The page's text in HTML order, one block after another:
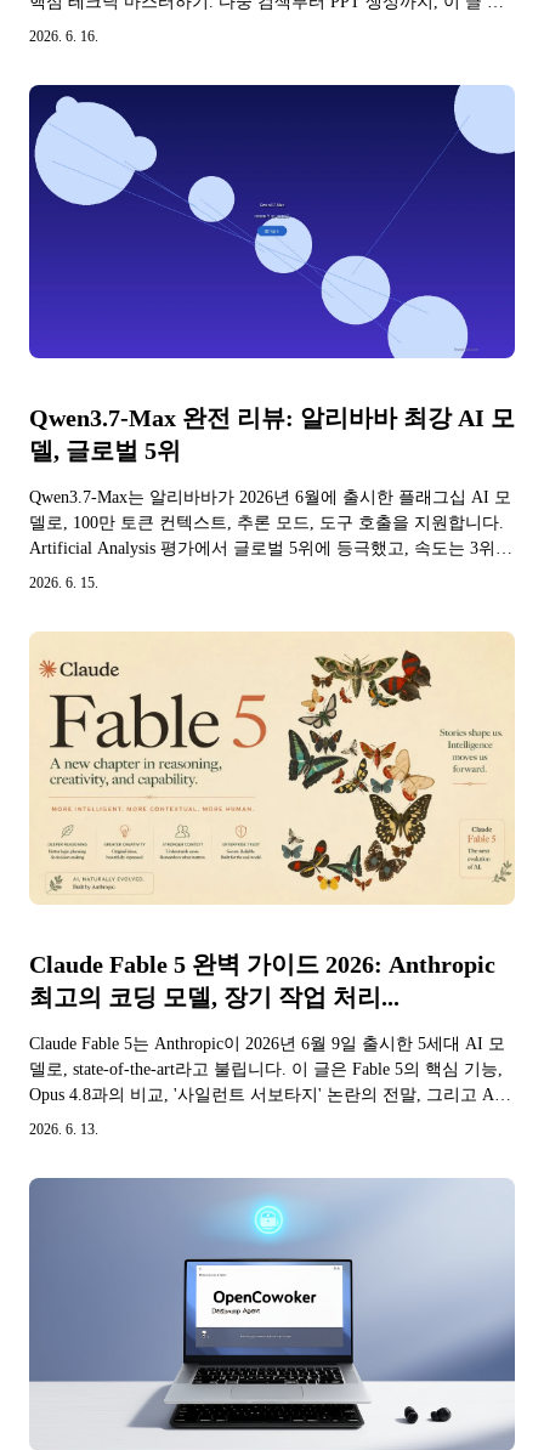
나로 완성.
2026. 6. 16.
Qwen3.7-Max 완전 리뷰: 알리바바 최강 AI 모
델, 글로벌 5위
Qwen3.7-Max는 알리바바가 2026년 6월에 출시한 플래그십 AI 모
델로, 100만 토큰 컨텍스트, 추론 모드, 도구 호출을 지원합니다.
Artificial Analysis 평가에서 글로벌 5위에 등극했고, 속도는 3위,
환각률은 최저를 기록했습니다. 본문에서는 무료 사용...
2026. 6. 15.
Claude Fable 5 완벽 가이드 2026: Anthropic
최고의 코딩 모델, 장기 작업 처리...
Claude Fable 5는 Anthropic이 2026년 6월 9일 출시한 5세대 AI 모
델로, state-of-the-art라고 불립니다. 이 글은 Fable 5의 핵심 기능,
Opus 4.8과의 비교, '사일런트 서보타지' 논란의 전말, 그리고 API
와 Claude Code를...
2026. 6. 13.